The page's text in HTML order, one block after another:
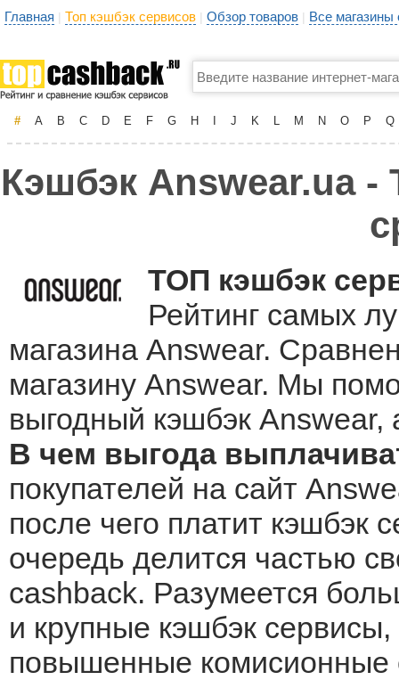
Главная | Топ кэшбэк сервисов | Обзор товаров | Все
# A B C D E F G H J K L M N O P Q
Кэшбэк Answear.ua -
ТОП кэшбэк
Рейтинг самых
магазина Answear.
магазину Answear. Мы
выгодный кэшбэк Answear,
В чем выгода
покупателей на сайт
после чего платит кэшбэк
очередь делится частью
cashback. Разумеется
и крупные кэшбэк
повышенные комисионные